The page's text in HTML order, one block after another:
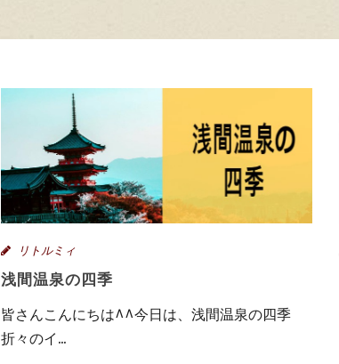
リトルミィ
浅間温泉の四季
皆さんこんにちは^^今日は、浅間温泉の四季
折々のイ...